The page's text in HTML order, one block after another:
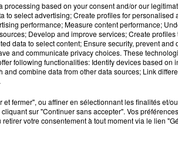
octobres. Des visites obligatoires
processing based on your consent and/or our
to select advertising; Create profiles for personalised
performance; Measure content performance;
Develop and improve services; Create
data to select content; Ensure security, prevent and
and communicate privacy choices. These
following functionalities: Identify devices based on
combine data from other data sources; Link
fermer", ou affiner en sélectionnant les finalités et/
sur "Continuer sans accepter". Vos
votre consentement à tout moment via le lien